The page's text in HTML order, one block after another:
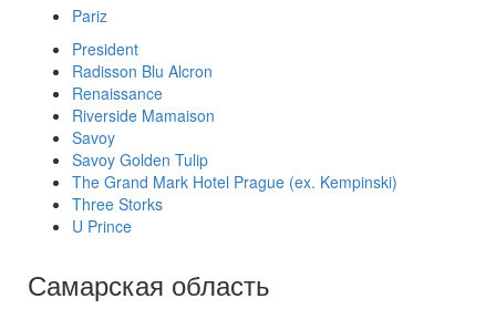
Pariz
President
Radisson Blu Alcron
Renaissance
Riverside Mamaison
Savoy
Savoy Golden Tulip
The Grand Mark Hotel Prague (ex. Kempinski)
Three Storks
U Prince
Самарская область